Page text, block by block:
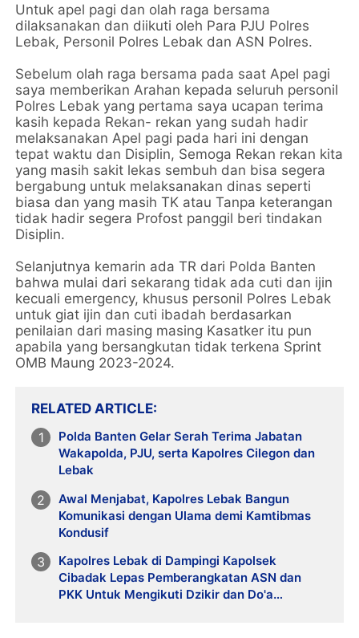
Untuk apel pagi dan olah raga bersama
dilaksanakan dan diikuti oleh Para PJU Polres
Lebak, Personil Polres Lebak dan ASN Polres.
Sebelum olah raga bersama pada saat Apel pagi
saya memberikan Arahan kepada seluruh personil
Polres Lebak yang pertama saya ucapan terima
kasih kepada Rekan- rekan yang sudah hadir
melaksanakan Apel pagi pada hari ini dengan
tepat waktu dan Disiplin, Semoga Rekan rekan kita
yang masih sakit lekas sembuh dan bisa segera
bergabung untuk melaksanakan dinas seperti
biasa dan yang masih TK atau Tanpa keterangan
tidak hadir segera Profost panggil beri tindakan
Disiplin.
Selanjutnya kemarin ada TR dari Polda Banten
bahwa mulai dari sekarang tidak ada cuti dan ijin
kecuali emergency, khusus personil Polres Lebak
untuk giat ijin dan cuti ibadah berdasarkan
penilaian dari masing masing Kasatker itu pun
apabila yang bersangkutan tidak terkena Sprint
OMB Maung 2023-2024.
RELATED ARTICLE
Polda Banten Gelar Serah Terima Jabatan
Wakapolda, PJU, serta Kapolres Cilegon dan
Lebak
Awal Menjabat, Kapolres Lebak Bangun
Komunikasi dengan Ulama demi Kamtibmas
Kondusif
Kapolres Lebak di Dampingi Kapolsek
Cibadak Lepas Pemberangkatan ASN dan
PKK Untuk Mengikuti Dzikir dan Do'a